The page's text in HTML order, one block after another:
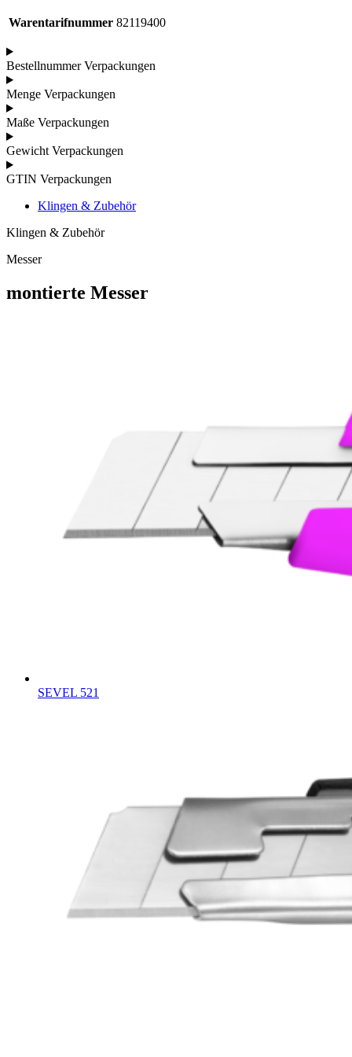
Warentarifnummer 82119400
Bestellnummer Verpackungen
Menge Verpackungen
Maße Verpackungen
Gewicht Verpackungen
GTIN Verpackungen
Klingen & Zubehör
Klingen & Zubehör
Messer
montierte Messer
SEVEL 521